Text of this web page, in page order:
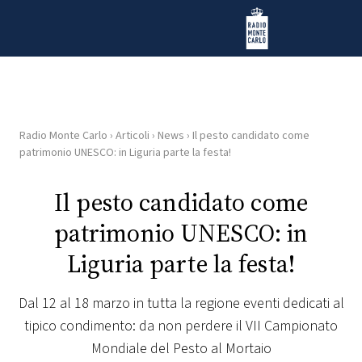
Radio Monte Carlo
HOME
RADIO
WEB
RADIO
PLAYLIST
Radio Monte Carlo › Articoli › News › Il pesto candidato come
patrimonio UNESCO: in Liguria parte la festa!
Il pesto candidato come
patrimonio UNESCO: in
Liguria parte la festa!
Dal 12 al 18 marzo in tutta la regione eventi dedicati al
tipico condimento: da non perdere il VII Campionato
Mondiale del Pesto al Mortaio